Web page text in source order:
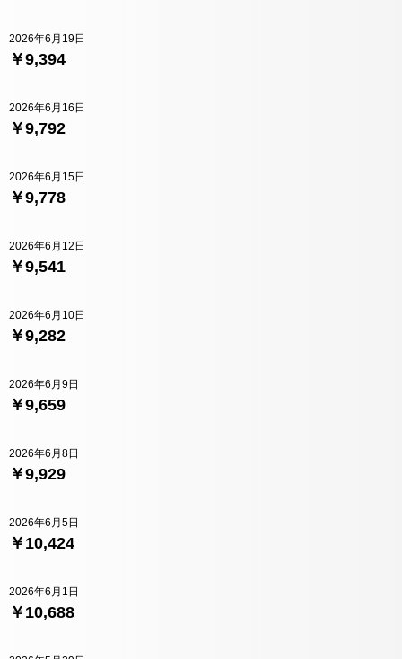
￥9,394
2026年6月19日
￥9,792
2026年6月16日
￥9,778
2026年6月15日
￥9,541
2026年6月12日
￥9,282
2026年6月10日
￥9,659
2026年6月9日
￥9,929
2026年6月8日
￥10,424
2026年6月5日
￥10,688
2026年6月1日